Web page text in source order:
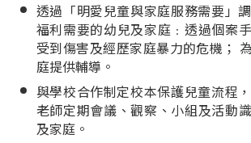
透過「明愛兒童與家庭服務需要」
福利需要的幼兒及家庭﹕透過個案
受到傷害及經歷家庭暴力的危機；
庭提供輔導。
與學校合作制定校本保護兒童流程
老師定期會議、觀察、小組及活動
及家庭。